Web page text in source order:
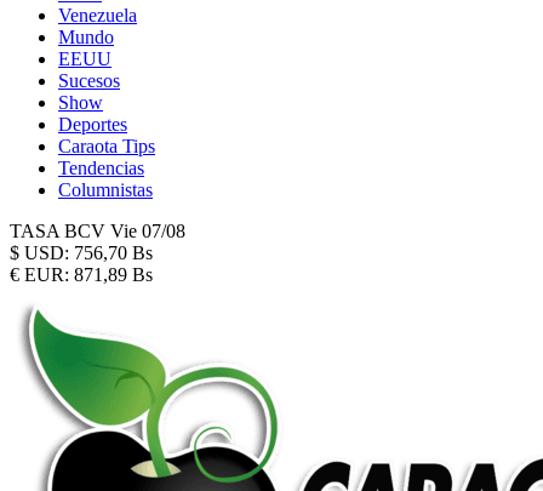
Venezuela
Mundo
EEUU
Sucesos
Show
Deportes
Caraota Tips
Tendencias
Columnistas
TASA BCV Vie 07/08
$ USD: 756,70 Bs
€ EUR: 871,89 Bs